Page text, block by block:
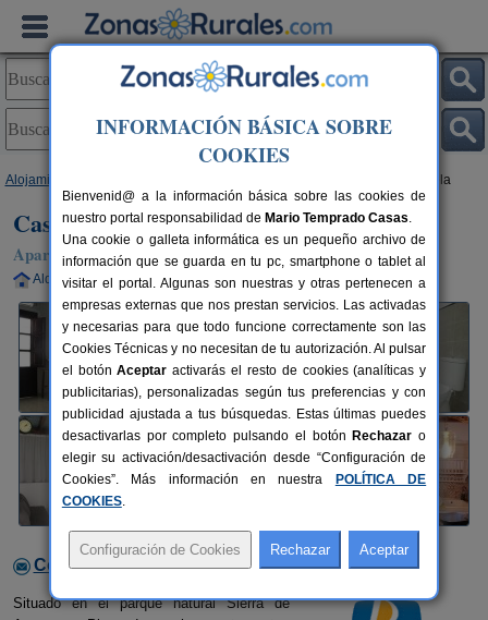
Alojamientos > Casa Carmela
Casa Carmela
Apartamentos Rurales en Higuera de La Sierra (Huelva)
Alquiler completo 2+2 plazas 97 km de Huelva
Contactar con el alojamiento
Situado en el parque natural Sierra de
INFORMACIÓN BÁSICA SOBRE
COOKIES
Bienvenid@ a la información básica sobre las cookies de
nuestro portal responsabilidad de Mario Temprado Casas.
Una cookie o galleta informática es un pequeño archivo de
información que se guarda en tu pc, smartphone o tablet al
visitar el portal. Algunas son nuestras y otras pertenecen a
empresas externas que nos prestan servicios. Las activadas
y necesarias para que todo funcione correctamente son las
Cookies Técnicas y no necesitan de tu autorización. Al pulsar
el botónAceptar activarás el resto de cookies (analíticas y
publicitarias), personalizadas según tus preferencias y con
publicidad ajustada a tus búsquedas. Estas últimas puedes
desactivarlas por completo pulsando el botón Rechazar o
elegir su activación/desactivación desde “Configuración de
Cookies”. Más información en nuestra
POLÍTICA DE
COOKIES.